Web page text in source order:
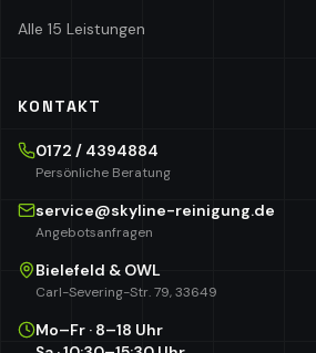
Alle 15 Leistungen
KONTAKT
0172 / 4394884
Persönliche Beratung
service@skyline-reinigung.de
Angebotsanfragen
Bielefeld & OWL
Carl-Severing-Str. 79, 33649
Mo–Fr · 8–18 Uhr